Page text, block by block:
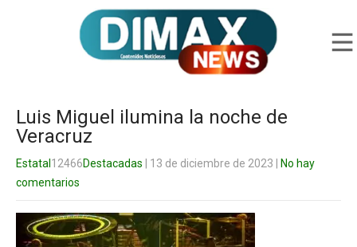
Luis Miguel ilumina la noche de
Veracruz
Estatal 12466Destacadas | 13 de diciembre de 2023
No hay
comentarios